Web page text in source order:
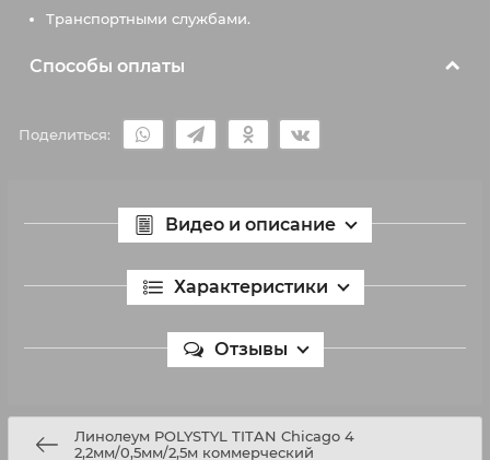
Транспортными службами.
Способы оплаты
Поделиться:
Видео и описание
Характеристики
Отзывы
Линолеум POLYSTYL TITAN Chicago 4
2,2мм/0,5мм/2,5м коммерческий